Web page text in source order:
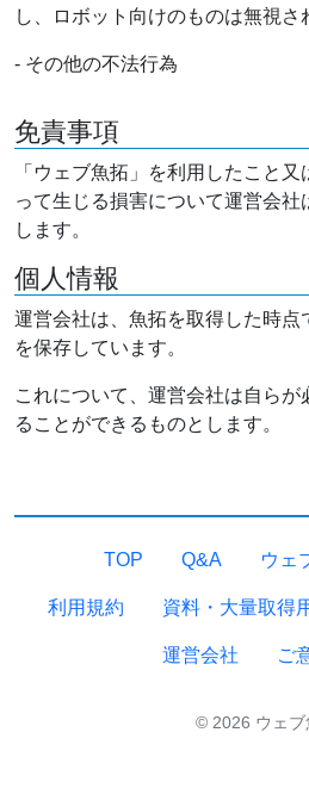
し、ロボット向けのものは無視さ
- その他の不法行為
免責事項
「ウェブ魚拓」を利用したこと
って生じる損害について運営会社
します。
個人情報
運営会社は、魚拓を取得した時点
を保存しています。
これについて、運営会社は自ら
ることができるものとします。
TOP Q&A ウェ
利用規約 資料・大量取得
運営会社 ご
© 2026 ウェブ